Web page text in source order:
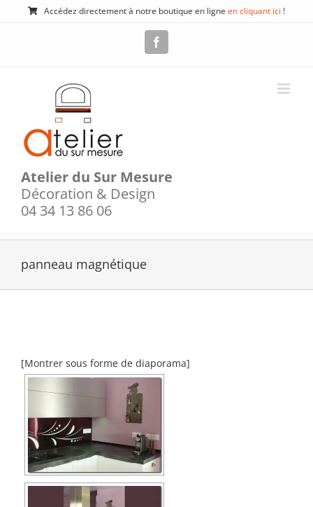
Passer
Accédez directement à notre boutique en ligne en cliquant ici !
Atelier du Sur Mesure
Décoration & Design
04 34 13 86 06
panneau magnétique
[Montrer sous forme de diaporama]